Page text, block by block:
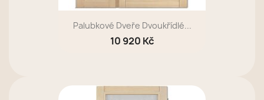
Palubkové Dveře Dvoukřídlé...
10 920 Kč